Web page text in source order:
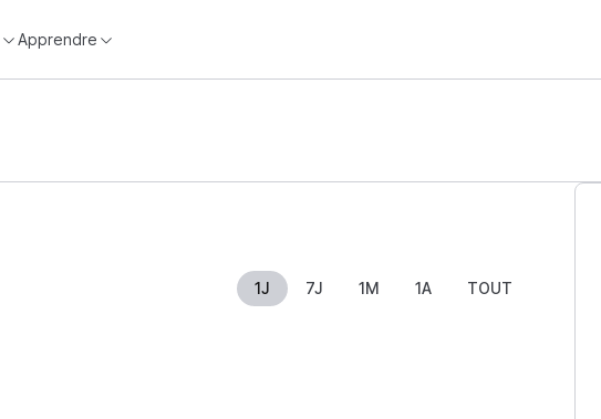
Apprendre
1J 7J 1M 1A TOUT